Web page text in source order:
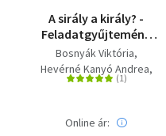
A sirály a király? -
Feladatgyűjtemény
Bosnyák Viktória
regényéhez
Bosnyák Viktória
Hevérné Kanyó Andrea
Dudás Győző
Online ár: